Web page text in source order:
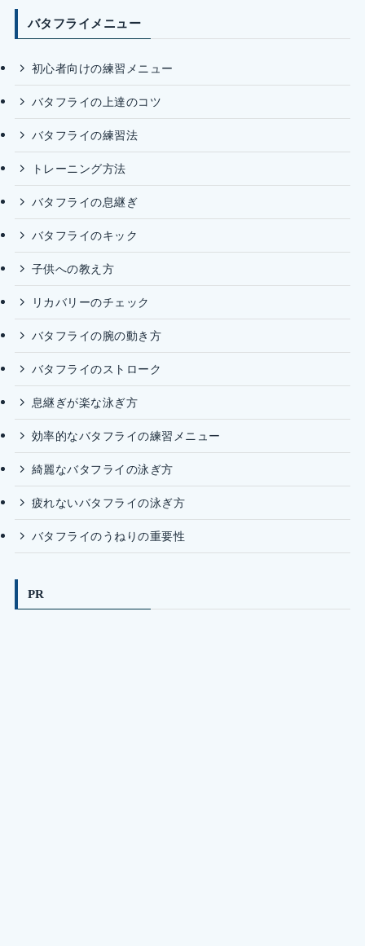
バタフライメニュー
初心者向けの練習メニュー
バタフライの上達のコツ
バタフライの練習法
トレーニング方法
バタフライの息継ぎ
バタフライのキック
子供への教え方
リカバリーのチェック
バタフライの腕の動き方
バタフライのストローク
息継ぎが楽な泳ぎ方
効率的なバタフライの練習メニュー
綺麗なバタフライの泳ぎ方
疲れないバタフライの泳ぎ方
バタフライのうねりの重要性
PR